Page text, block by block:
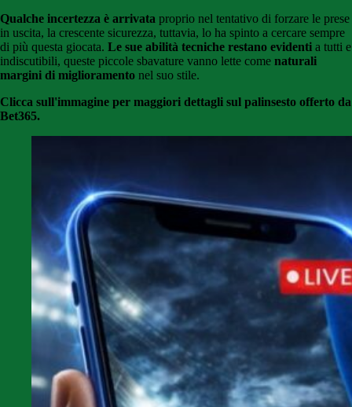
Qualche incertezza è arrivata proprio nel tentativo di forzare le prese
in uscita, la crescente sicurezza, tuttavia, lo ha spinto a cercare sempre
di più questa giocata. Le sue abilità tecniche restano evidenti a tutti e
indiscutibili, queste piccole sbavature vanno lette come naturali
margini di miglioramento nel suo stile.
Clicca sull'immagine per maggiori dettagli sul palinsesto offerto da
Bet365.